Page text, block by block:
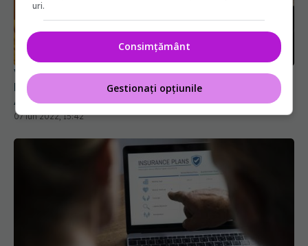
Victimele accidentelor, despăgubite în funcție de
leziuni. Cât PLĂTEȘTI dacă faci accident. Vezi
AICI codul leziunilor și AMENDA
07 iun 2022, 15:42
uri.
Consimțământ
Gestionați opțiunile